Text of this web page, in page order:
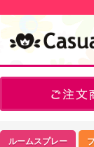
ルームスプレー